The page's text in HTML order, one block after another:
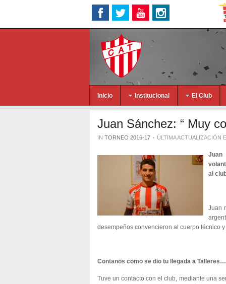
Inicio Institucional El Club
Juan Sánchez: “ Muy
IN TORNEO 2016-17 ÚLTIMA ACTUALIZACIÓN
Juan
al
Juan
desempeños convencieron al cuerpo técnico
Contanos como se dio tu llegada a Talleres…
Tuve un contacto con el club, mediante una